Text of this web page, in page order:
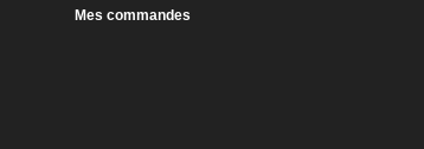
Mes commandes